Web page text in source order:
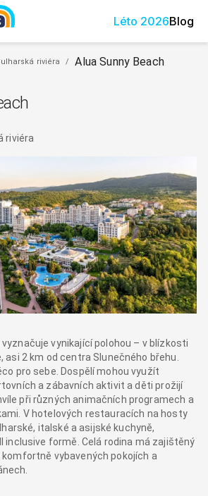
Léto 2026Blog
riviéra / Alua Sunny Beach
riviéra
vynikající polohou – v blízkosti
asi 2 km od centra Slunečného břehu.
pro sebe. Dospělí mohou využít
a zábavních aktivit a děti prožijí
při různých animačních programech a
V hotelových restauracích na hosty
italské a asijské kuchyně,
inclusive formě. Celá rodina má zajištěný
vybavených pokojích a